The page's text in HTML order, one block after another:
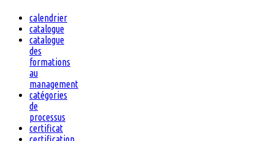
calendrier
catalogue
catalogue
des
formations
au
management
catégories
de
processus
certificat